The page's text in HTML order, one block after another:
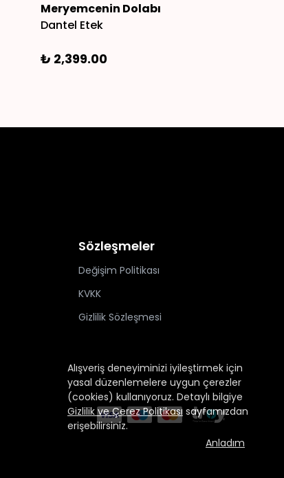
Alışveriş deneyiminizi iyileştirmek için
yasal düzenlemelere uygun çerezler
(cookies) kullanıyoruz. Detaylı bilgiye
Gizlilik ve Çerez Politikası sayfamızdan
erişebilirsiniz.
Anladım
Meryemcenin Dolabı
Dantel Etek
₺ 2,399.00
Sözleşmeler
Değişim Politikası
KVKK
Gizlilik Sözleşmesi